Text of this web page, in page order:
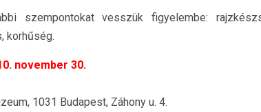
szempontokat vesszük figyelembe:
korhűség.
november 30.
1031 Budapest, Záhony u. 4.